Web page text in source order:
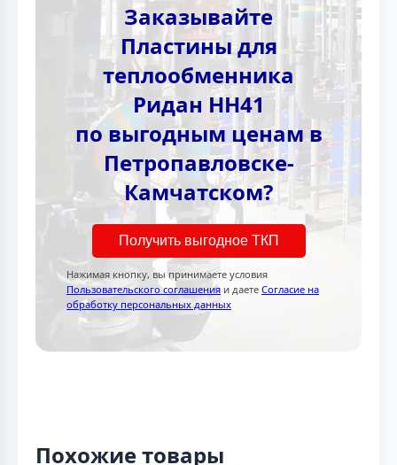
Заказывайте
Пластины для
теплообменника
Ридан НН41
по выгодным ценам в
Петропавловске-
Камчатском?
Получить выгодное ТКП
Нажимая кнопку, вы принимаете условия
Пользовательского соглашения и даете Согласие на
обработку персональных данных
Похожие товары